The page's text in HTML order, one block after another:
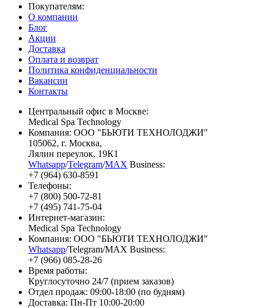
Покупателям:
О компании
Блог
Акции
Доставка
Оплата и возврат
Политика конфиденциальности
Вакансии
Контакты
Центральный офис в Москве:
Medical Spa Technology
Компания: ООО "БЬЮТИ ТЕХНОЛОДЖИ"
105062, г. Москва,
Лялин переулок, 19К1
Whatsapp/Telegram/MAX Business:
+7 (964) 630-8591
Телефоны:
+7 (800) 500-72-81
+7 (495) 741-75-04
Интернет-магазин:
Medical Spa Technology
Компания: ООО "БЬЮТИ ТЕХНОЛОДЖИ"
Whatsapp/Telegram/MAX Business:
+7 (966) 085-28-26
Время работы:
Круглосуточно 24/7 (прием заказов)
Отдел продаж: 09:00-18:00 (по будням)
Доставка: Пн-Пт 10:00-20:00